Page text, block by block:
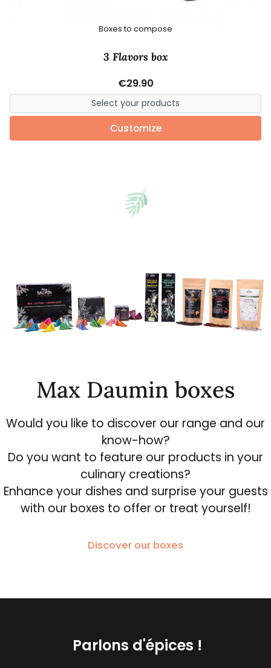
Boxes to compose
3 Flavors box
€29.90
Customize
Max Daumin boxes
Would you like to discover our range and our
know-how?
Do you want to feature our products in your
culinary creations?
Enhance your dishes and surprise your guests
with our boxes to offer or treat yourself!
Discover our boxes
Parlons d'épices !